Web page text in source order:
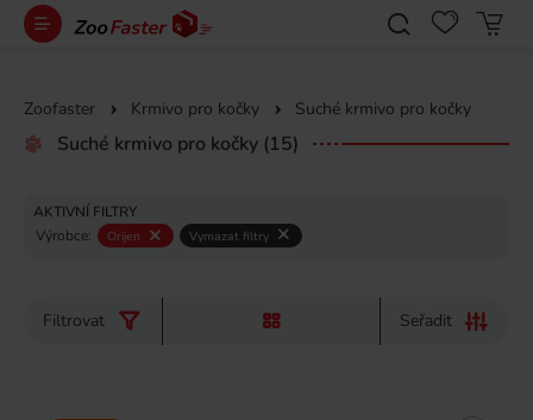
Zoofaster Krmivo pro kočky Suché krmivo pro kočky
Suché krmivo pro kočky (15)
AKTIVNÍ FILTRY
Výrobce:
Orijen Vymazat filtry
Filtrovat Seřadit